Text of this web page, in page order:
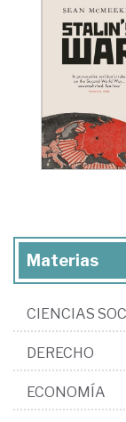
Materias
CIENCIAS
DERECHO
ECONOMÍA